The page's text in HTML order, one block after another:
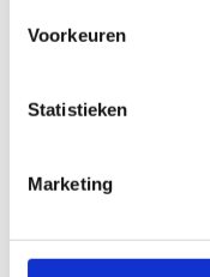
Voorkeuren
Statistieken
Marketing